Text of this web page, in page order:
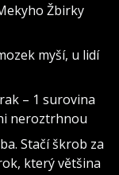
Žbirky
myší, u lidí
– 1 surovina
neroztrhnou
Stačí škrob za
který většina